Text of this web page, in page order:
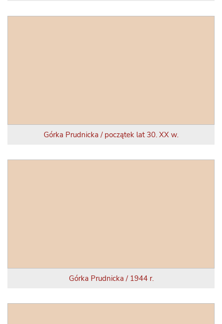
Górka Prudnicka / początek lat 30. XX w.
Górka Prudnicka / 1944 r.